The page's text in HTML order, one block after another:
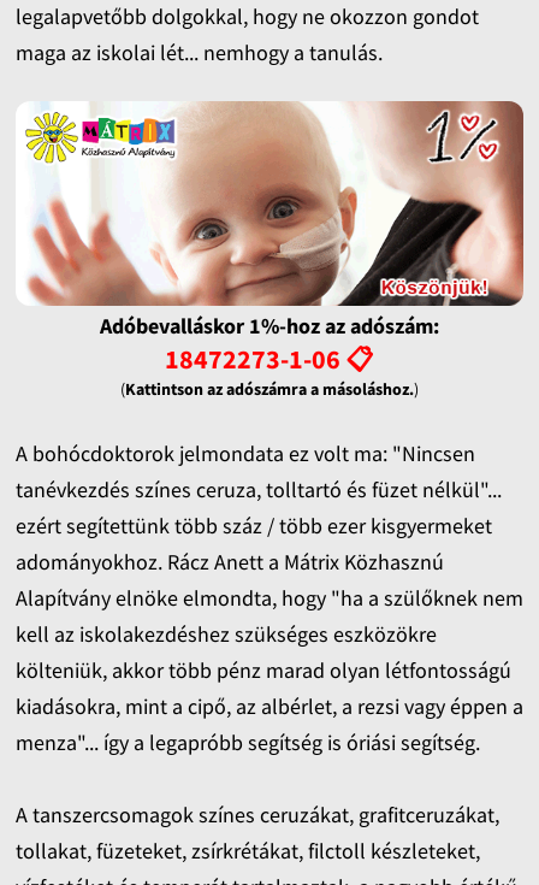
legalapvetőbb dolgokkal, hogy ne okozzon gondot
maga az iskolai lét... nemhogy a tanulás.
Adóbevalláskor 1%-hoz az adószám:
18472273-1-06 📋
(Kattintson az adószámra a másoláshoz.)
A bohócdoktorok jelmondata ez volt ma: "Nincsen
tanévkezdés színes ceruza, tolltartó és füzet nélkül"...
ezért segítettünk több száz / több ezer kisgyermeket
adományokhoz. Rácz Anett a Mátrix Közhasznú
Alapítvány elnöke elmondta, hogy "ha a szülőknek nem
kell az iskolakezdéshez szükséges eszközökre
költeniük, akkor több pénz marad olyan létfontosságú
kiadásokra, mint a cipő, az albérlet, a rezsi vagy éppen a
menza"... így a legapróbb segítség is óriási segítség.
A tanszercsomagok színes ceruzákat, grafitceruzákat,
tollakat, füzeteket, zsírkrétákat, filctoll készleteket,